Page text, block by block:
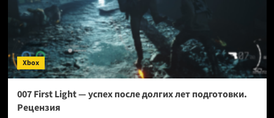
защиту
—
и
грузит
страницы
в
шесть
быстрее
Xbox
007 First Light — успех после долгих лет подготовки.
Рецензия